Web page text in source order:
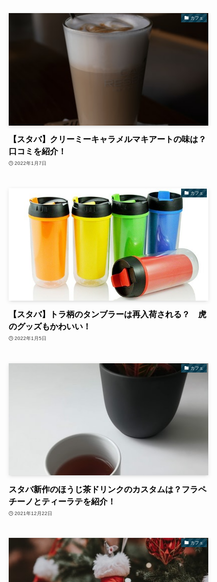
カフェ
【スタバ】クリーミーキャラメルマキアートの味は？
口コミを紹介！
2022年1月7日
カフェ
【スタバ】トラ柄のタンブラーは再入荷される？ 虎
のグッズもかわいい！
2022年1月5日
カフェ
スタバ新作のほうじ茶ドリンクのカスタムは？フラペ
チーノとティーラテを紹介！
2021年12月22日
カフェ